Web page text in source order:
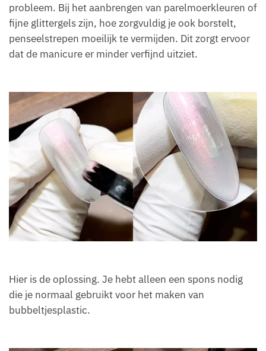
probleem. Bij het aanbrengen van parelmoerkleuren of
fijne glittergels zijn, hoe zorgvuldig je ook borstelt,
penseelstrepen moeilijk te vermijden. Dit zorgt ervoor
dat de manicure er minder verfijnd uitziet.
Hier is de oplossing. Je hebt alleen een spons nodig
die je normaal gebruikt voor het maken van
bubbeltjesplastic.